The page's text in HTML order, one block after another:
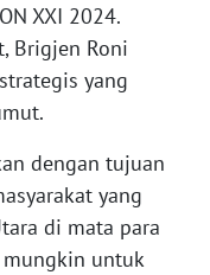
XXI 2024.
Brigjen Roni
yang
dengan tujuan
yang
di mata para
untuk